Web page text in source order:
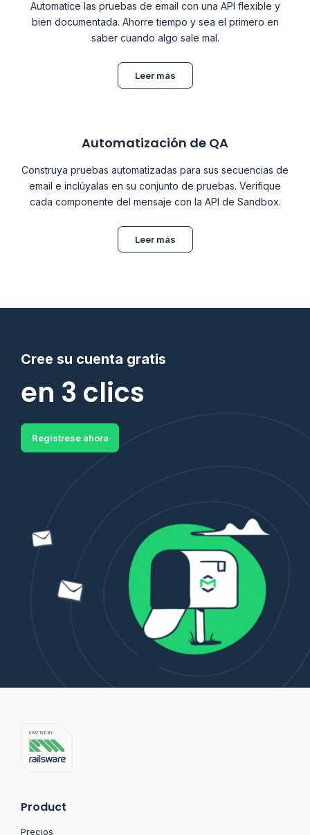
Automatice las pruebas de email con una API flexible y
bien documentada. Ahorre tiempo y sea el primero en
saber cuando algo sale mal.
Leer más
Automatización de QA
Construya pruebas automatizadas para sus secuencias de
email e inclúyalas en su conjunto de pruebas. Verifique
cada componente del mensaje con la API de Sandbox.
Leer más
Cree su cuenta gratis
en 3 clics
Regístrese ahora
Product
Precios